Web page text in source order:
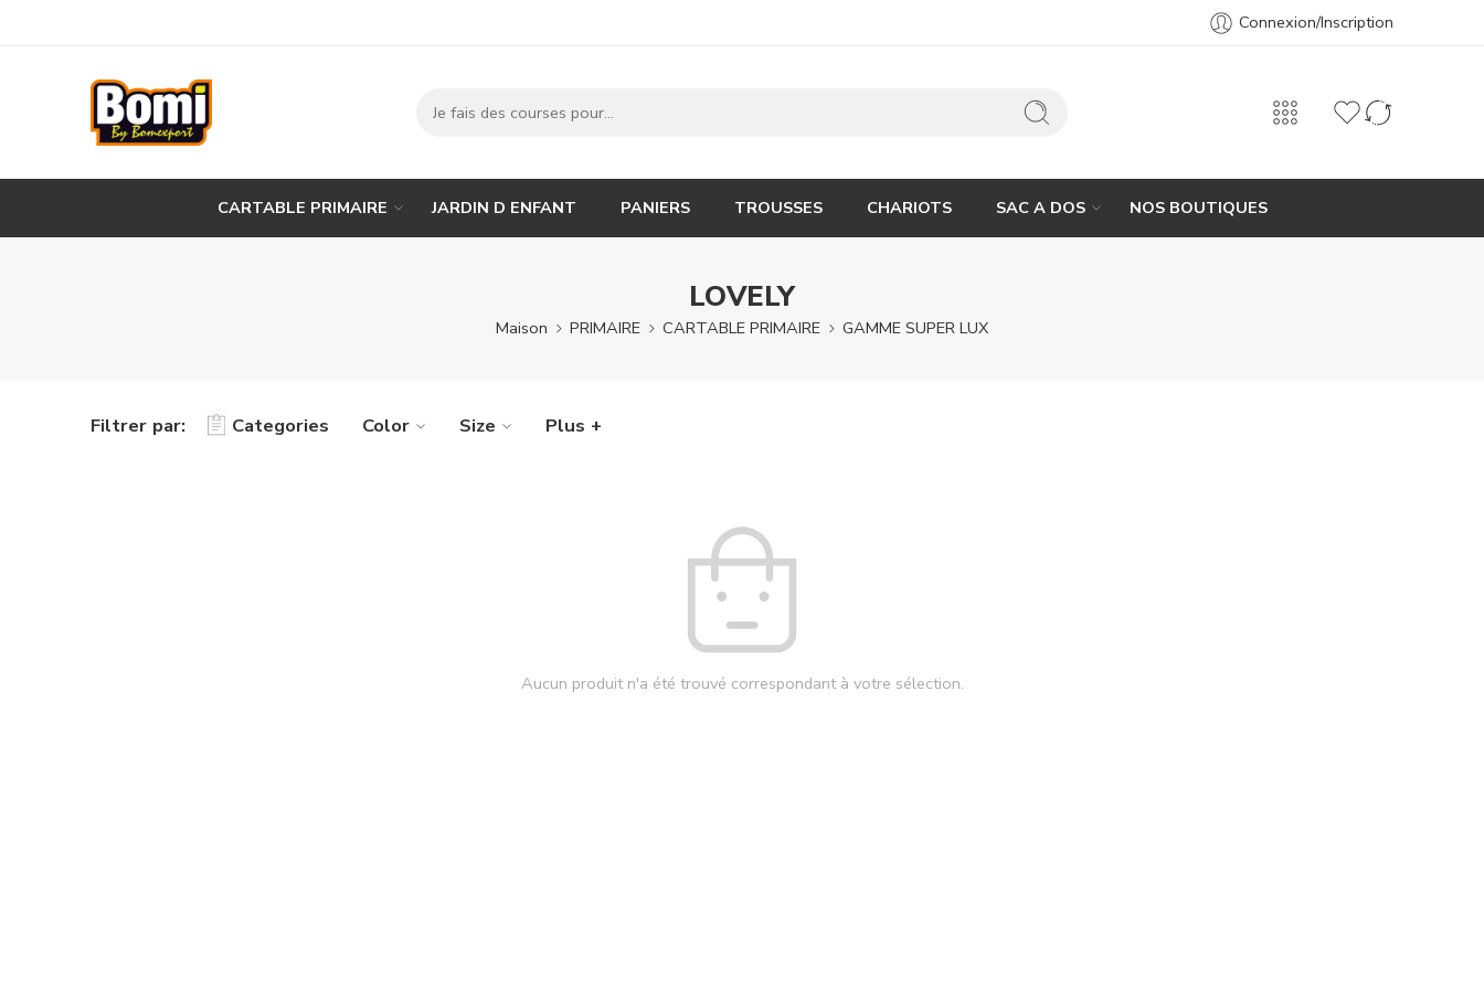
Connexion/Inscription
CARTABLE PRIMAIRE JARDIN D ENFANT PANIERS TROUSSES CHARIOTS SAC A DOS NOS BOUTIQUES
LOVELY
Maison PRIMAIRE CARTABLE PRIMAIRE GAMME SUPER LUX
Filtrer par: Categories Color Size Plus +
Aucun produit n'a été trouvé correspondant à votre sélection.